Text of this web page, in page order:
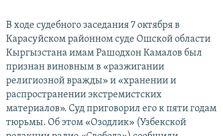
В ходе судебного заседания 7 октября в
Карасуйском районном суде Ошской области
Кыргызстана имам Рашодхон Камалов был
признан виновным в «разжигании
религиозной вражды» и «хранении и
распространении экстремистских
материалов». Суд приговорил его к пяти годам
тюрьмы. Об этом «Озодлик» (Узбекской